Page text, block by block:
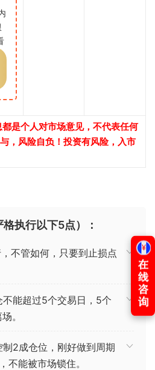
是个人对市场意见，不代表任何
，风险自负！投资有风险，入市
执行以下5点）：
不管如何，只要到止损点
能超过5个交易日，5个
。
2成仓位，刚好做到周期
不能被市场锁住。